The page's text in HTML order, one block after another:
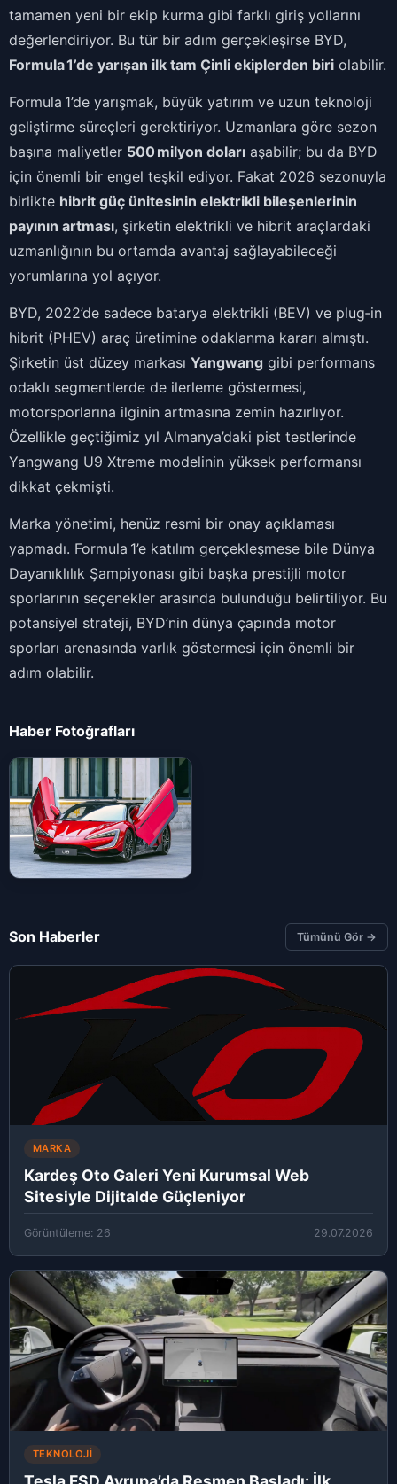
tamamen yeni bir ekip kurma gibi farklı giriş yollarını
değerlendiriyor. Bu tür bir adım gerçekleşirse BYD,
Formula 1’de yarışan ilk tam Çinli ekiplerden biri olabilir.
Formula 1’de yarışmak, büyük yatırım ve uzun teknoloji
geliştirme süreçleri gerektiriyor. Uzmanlara göre sezon
başına maliyetler 500 milyon doları aşabilir; bu da BYD
için önemli bir engel teşkil ediyor. Fakat 2026 sezonuyla
birlikte hibrit güç ünitesinin elektrikli bileşenlerinin
payının artması, şirketin elektrikli ve hibrit araçlardaki
uzmanlığının bu ortamda avantaj sağlayabileceği
yorumlarına yol açıyor.
BYD, 2022’de sadece batarya elektrikli (BEV) ve plug‑in
hibrit (PHEV) araç üretimine odaklanma kararı almıştı.
Şirketin üst düzey markası Yangwang gibi performans
odaklı segmentlerde de ilerleme göstermesi,
motorsporlarına ilginin artmasına zemin hazırlıyor.
Özellikle geçtiğimiz yıl Almanya’daki pist testlerinde
Yangwang U9 Xtreme modelinin yüksek performansı
dikkat çekmişti.
Marka yönetimi, henüz resmi bir onay açıklaması
yapmadı. Formula 1’e katılım gerçekleşmese bile Dünya
Dayanıklılık Şampiyonası gibi başka prestijli motor
sporlarının seçenekler arasında bulunduğu belirtiliyor. Bu
potansiyel strateji, BYD’nin dünya çapında motor
sporları arenasında varlık göstermesi için önemli bir
adım olabilir.
Haber Fotoğrafları
Son Haberler Tümünü Gör →
MARKA
Kardeş Oto Galeri Yeni Kurumsal Web
Sitesiyle Dijitalde Güçleniyor
Görüntüleme: 26 29.07.2026
TEKNOLOJI